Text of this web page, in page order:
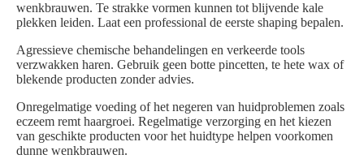
wenkbrauwen. Te strakke vormen kunnen tot blijvende kale
plekken leiden. Laat een professional de eerste shaping bepalen.
Agressieve chemische behandelingen en verkeerde tools
verzwakken haren. Gebruik geen botte pincetten, te hete wax of
blekende producten zonder advies.
Onregelmatige voeding of het negeren van huidproblemen zoals
eczeem remt haargroei. Regelmatige verzorging en het kiezen
van geschikte producten voor het huidtype helpen voorkomen
dunne wenkbrauwen.